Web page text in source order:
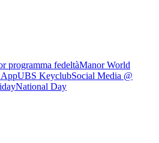
programma fedeltàManor World
UBS KeyclubSocial Media @
National Day